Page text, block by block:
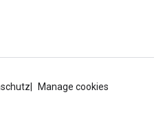
Manage cookies